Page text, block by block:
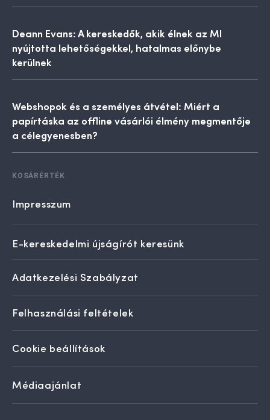
Deann Evans: A kereskedők, akik élnek az MI
nyújtotta lehetőségekkel, hatalmas előnybe
kerülnek
Webshopok és a személyes átvétel: Miért a
papírtáska az offline vásárlói élmény megmentője
a célegyenesben?
KOSÁRÉRTÉK
Impresszum
E-kereskedelmi újságírót keresünk
Adatkezelési Szabályzat
Felhasználási feltételek
Cookie beállítások
Médiaajánlat